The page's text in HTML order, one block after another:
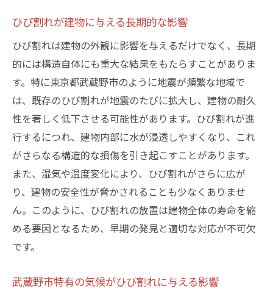
ひび割れの原因を探る—武蔵野市でよく見られ
るケース
地震がひび割れに与える影響と対策
湿度が高い環境でのひび割れリスク
建築材料の劣化が引き起こすひび割れ
施工不良によるひび割れの見分け方
武蔵野市の古い建物に見られる特有のひび
割れ
住宅の構造がもたらすひび割れの特徴
武蔵野市の建物に最適なひび割れ補修法とは
エポキシ樹脂注入法の効果と適用例
武蔵野市での実績豊富な補修業者の選び方
ひび割れが建物に与える長期的な影響
ひび割れは建物の外観に影響を与えるだけでなく、長期
的には構造自体にも重大な結果をもたらすことがありま
す。特に東京都武蔵野市のように地震が頻繁な地域で
は、既存のひび割れが地震のたびに拡大し、建物の耐久
性を著しく低下させる可能性があります。ひび割れが進
行するにつれ、建物内部に水が浸透しやすくなり、これ
がさらなる構造的な損傷を引き起こすことがあります。
また、湿気や温度変化により、ひび割れがさらに広が
り、建物の安全性が脅かされることも少なくありませ
ん。このように、ひび割れの放置は建物全体の寿命を縮
める要因となるため、早期の発見と適切な対応が不可欠
です。
武蔵野市特有の気候がひび割れに与える影響